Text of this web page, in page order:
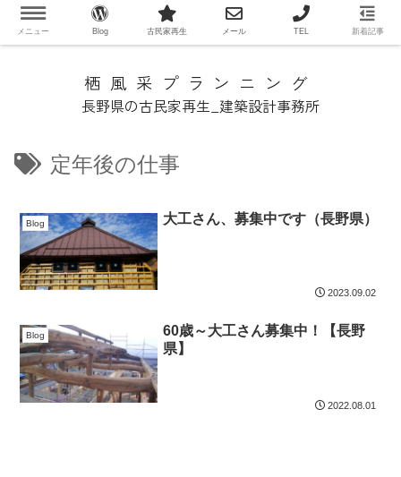
栖風采プランニング
長野県の古民家再生_建築設計事務所
定年後の仕事
Blog 大工さん、募集中です（長野県）
2023.09.02
Blog
60歳～大工さん募集中！【長野
県】
2022.08.01
メニュー Blog 古民家再生 メール TEL 新着記事